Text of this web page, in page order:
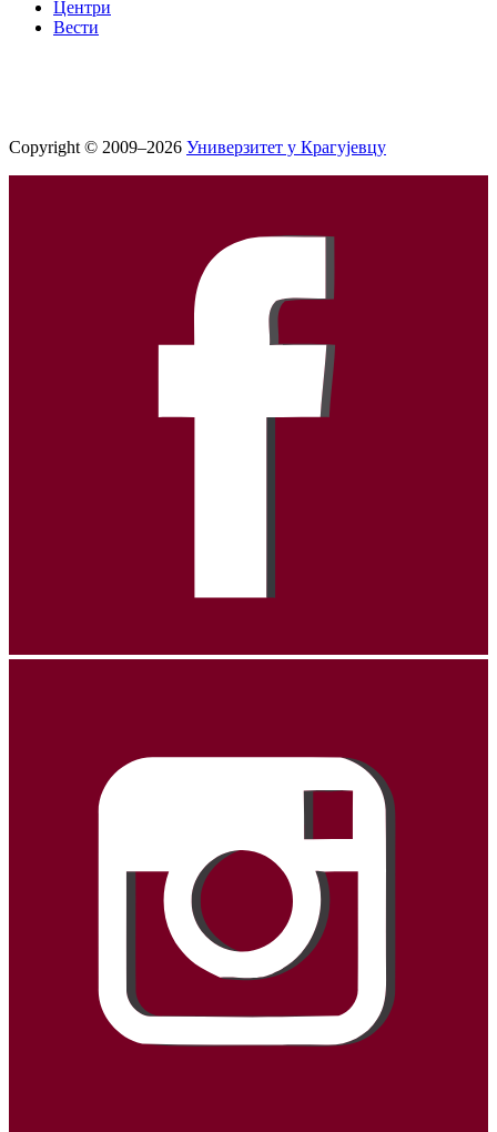
Центри
Вести
Copyright © 2009–2026 Универзитет у Крагујевцу